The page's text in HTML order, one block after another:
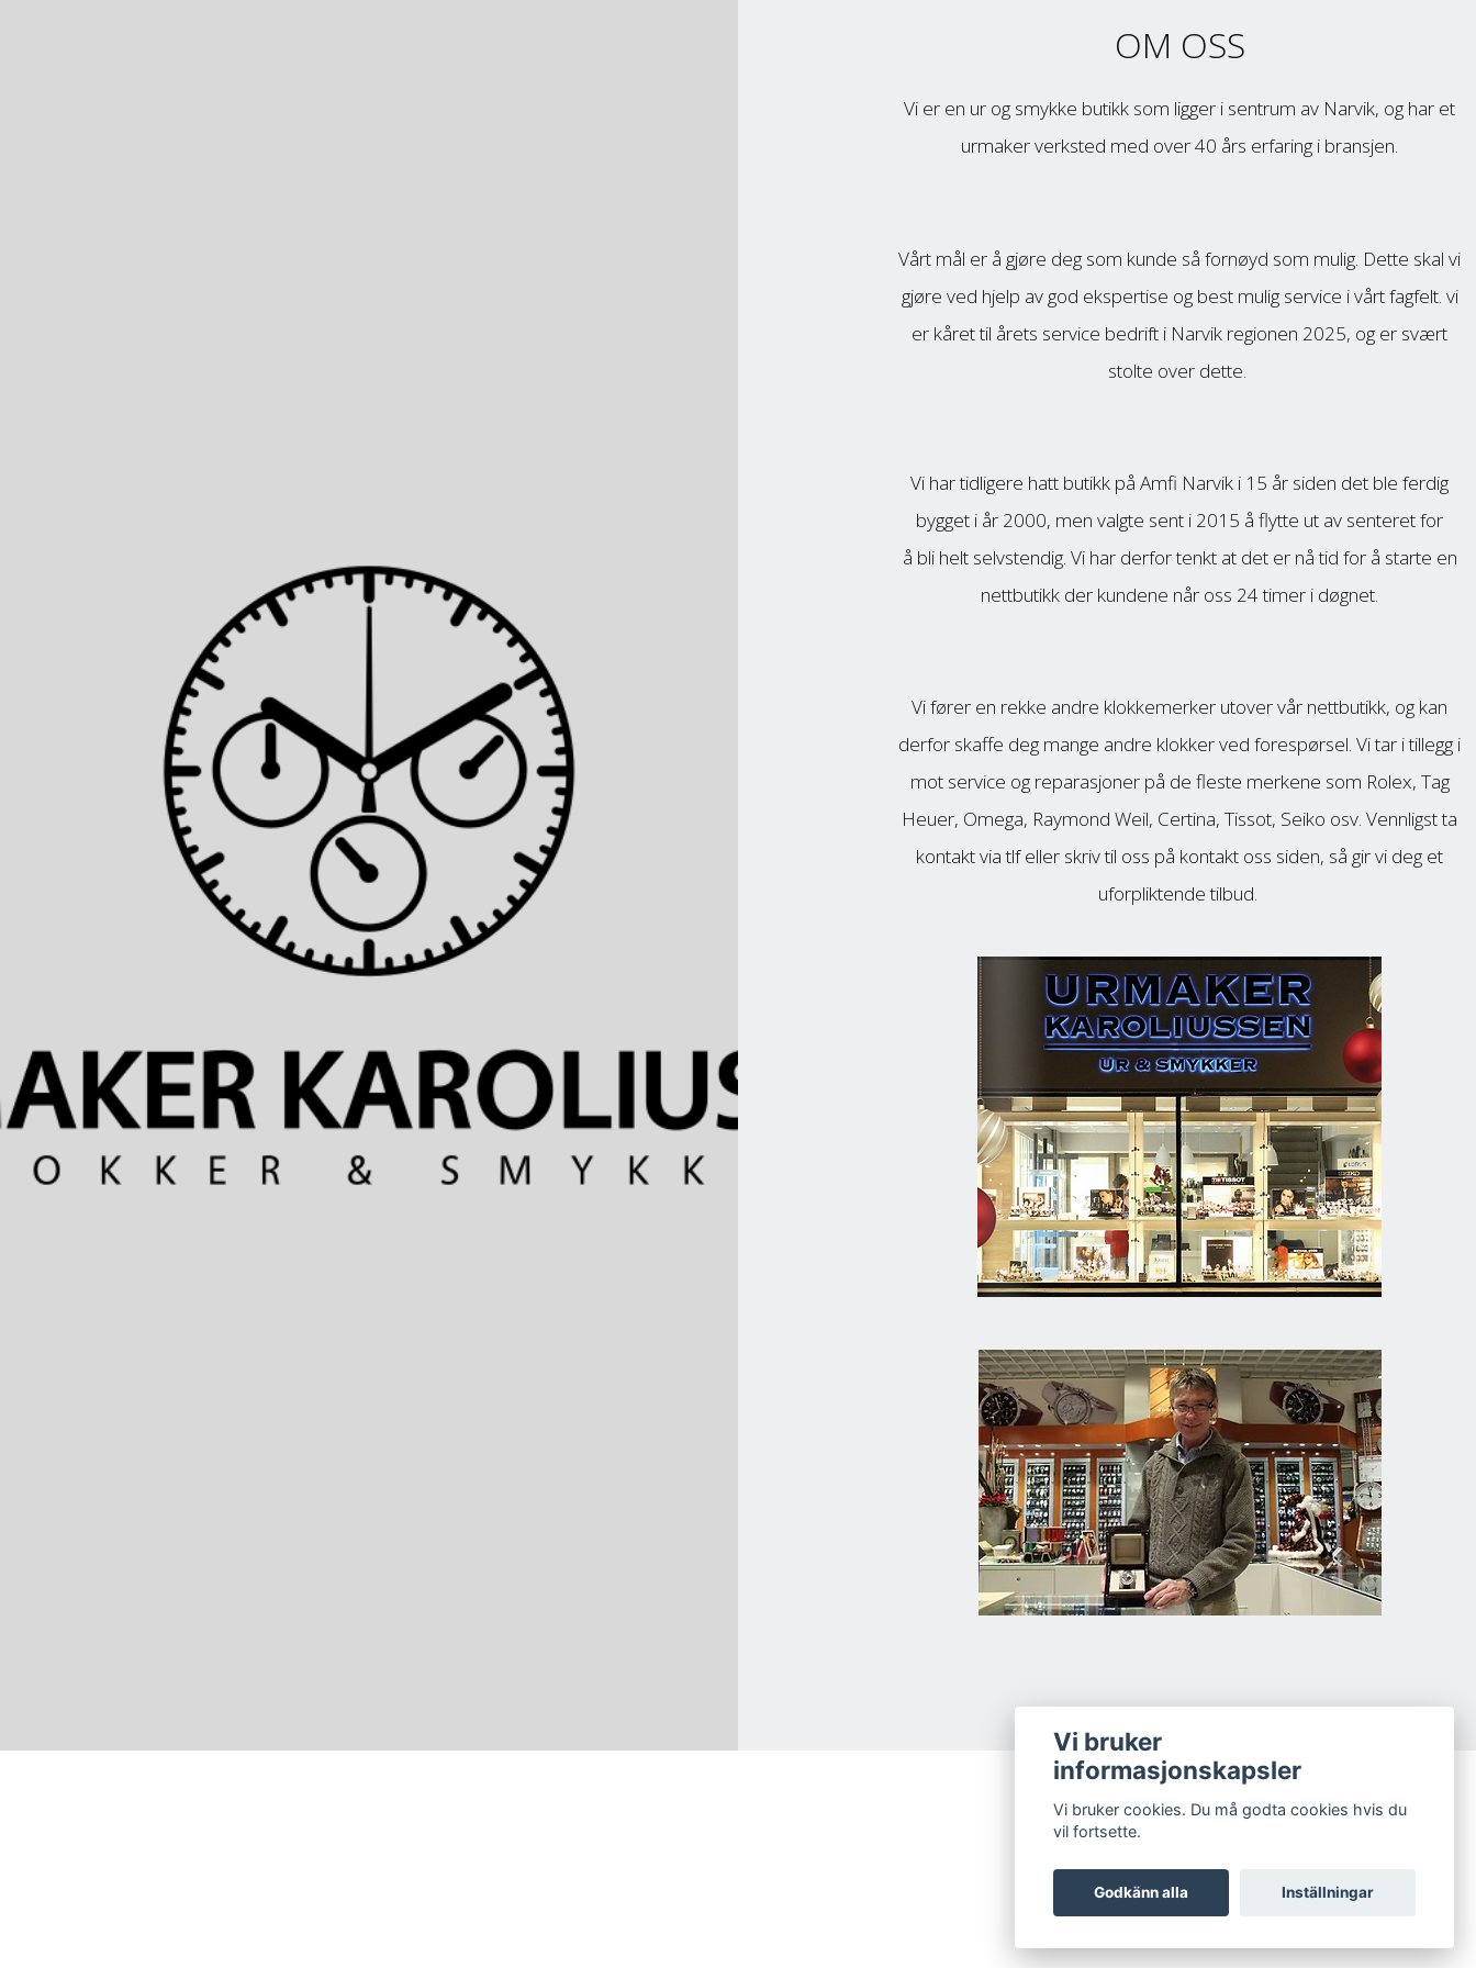
OM OSS
Vi er en ur og smykke butikk som ligger i sentrum av Narvik, og har et
urmaker verksted med over 40 års erfaring i bransjen.
Vårt mål er å gjøre deg som kunde så fornøyd som mulig. Dette skal vi
gjøre ved hjelp av god ekspertise og best mulig service i vårt fagfelt. vi
er kåret til årets service bedrift i Narvik regionen 2025, og er svært
stolte over dette.
Vi har tidligere hatt butikk på Amfi Narvik i 15 år siden det ble ferdig
bygget i år 2000, men valgte sent i 2015 å flytte ut av senteret for
å bli helt selvstendig. Vi har derfor tenkt at det er nå tid for å starte en
nettbutikk der kundene når oss 24 timer i døgnet.
Vi fører en rekke andre klokkemerker utover vår nettbutikk, og kan
derfor skaffe deg mange andre klokker ved forespørsel. Vi tar i tillegg i
mot service og reparasjoner på de fleste merkene som Rolex, Tag
Heuer, Omega, Raymond Weil, Certina, Tissot, Seiko osv. Vennligst ta
kontakt via tlf eller skriv til oss på kontakt oss siden, så gir vi deg et
uforpliktende tilbud.
Vi bruker
informasjonskapsler
Vi bruker cookies. Du må godta cookies hvis du
vil fortsette.
Godkänn alla Inställningar